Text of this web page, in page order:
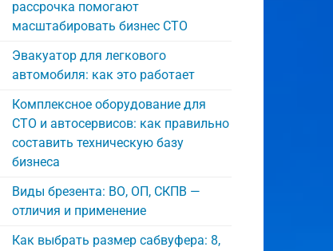
рассрочка помогают
масштабировать бизнес СТО
Эвакуатор для легкового
автомобиля: как это работает
Комплексное оборудование для
СТО и автосервисов: как правильно
составить техническую базу
бизнеса
Виды брезента: ВО, ОП, СКПВ —
отличия и применение
Как выбрать размер сабвуфера: 8,